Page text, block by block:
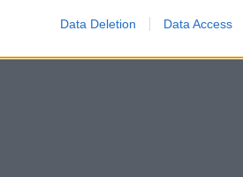
Data Deletion Data Access